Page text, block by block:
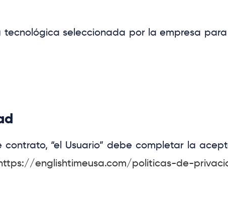
seleccionada por la empresa
contrato, “el Usuario” debe completar la
englishtimeusa.com/politicas-de-